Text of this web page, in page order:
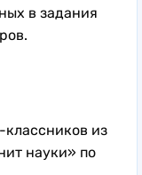
в задания
из
науки» по